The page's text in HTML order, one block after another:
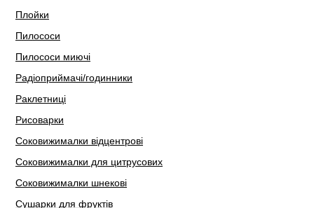
Плойки
Пилососи
Пилососи миючі
Радіоприймачі/годинники
Раклетниці
Рисоварки
Соковижималки відцентрові
Соковижималки для цитрусових
Соковижималки шнекові
Сушарки для фруктів